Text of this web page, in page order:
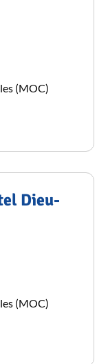
(MOC)
Dieu-
(MOC)